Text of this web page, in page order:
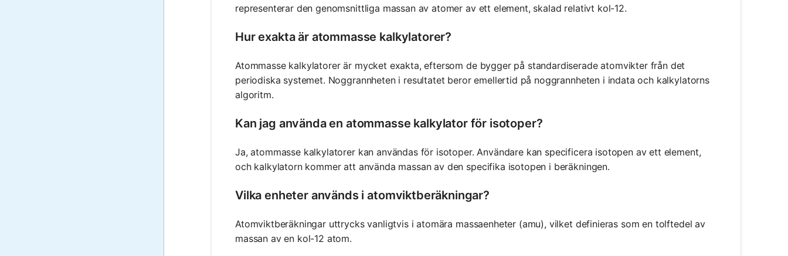
representerar den genomsnittliga massan av atomer av ett element, skalad relativt kol-12.
Hur exakta är atommasse kalkylatorer?
Atommasse kalkylatorer är mycket exakta, eftersom de bygger på standardiserade atomvikter från det
periodiska systemet. Noggrannheten i resultatet beror emellertid på noggrannheten i indata och kalkylatorns
algoritm.
Kan jag använda en atommasse kalkylator för isotoper?
Ja, atommasse kalkylatorer kan användas för isotoper. Användare kan specificera isotopen av ett element,
och kalkylatorn kommer att använda massan av den specifika isotopen i beräkningen.
Vilka enheter används i atomviktberäkningar?
Atomviktberäkningar uttrycks vanligtvis i atomära massaenheter (amu), vilket definieras som en tolftedel av
massan av en kol-12 atom.